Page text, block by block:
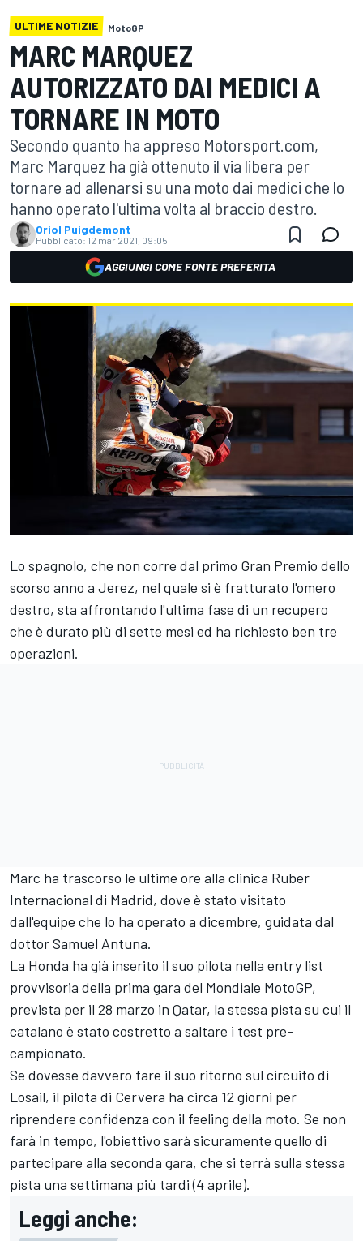
ULTIME NOTIZIE MotoGP
MARC MARQUEZ
AUTORIZZATO DAI MEDICI A
TORNARE IN MOTO
Secondo quanto ha appreso Motorsport.com,
Marc Marquez ha già ottenuto il via libera per
tornare ad allenarsi su una moto dai medici che lo
hanno operato l'ultima volta al braccio destro.
Oriol Puigdemont
Pubblicato: 12 mar 2021, 09:05
AGGIUNGI COME FONTE PREFERITA
Lo spagnolo, che non corre dal primo Gran Premio dello
scorso anno a Jerez, nel quale si è fratturato l'omero
destro, sta affrontando l'ultima fase di un recupero
che è durato più di sette mesi ed ha richiesto ben tre
operazioni.
Marc ha trascorso le ultime ore alla clinica Ruber
Internacional di Madrid, dove è stato visitato
dall'equipe che lo ha operato a dicembre, guidata dal
dottor Samuel Antuna.
La Honda ha già inserito il suo pilota nella entry list
provvisoria della prima gara del Mondiale MotoGP,
prevista per il 28 marzo in Qatar, la stessa pista su cui il
catalano è stato costretto a saltare i test pre-
campionato.
Se dovesse davvero fare il suo ritorno sul circuito di
Losail, il pilota di Cervera ha circa 12 giorni per
riprendere confidenza con il feeling della moto. Se non
farà in tempo, l'obiettivo sarà sicuramente quello di
partecipare alla seconda gara, che si terrà sulla stessa
pista una settimana più tardi (4 aprile).
Leggi anche: